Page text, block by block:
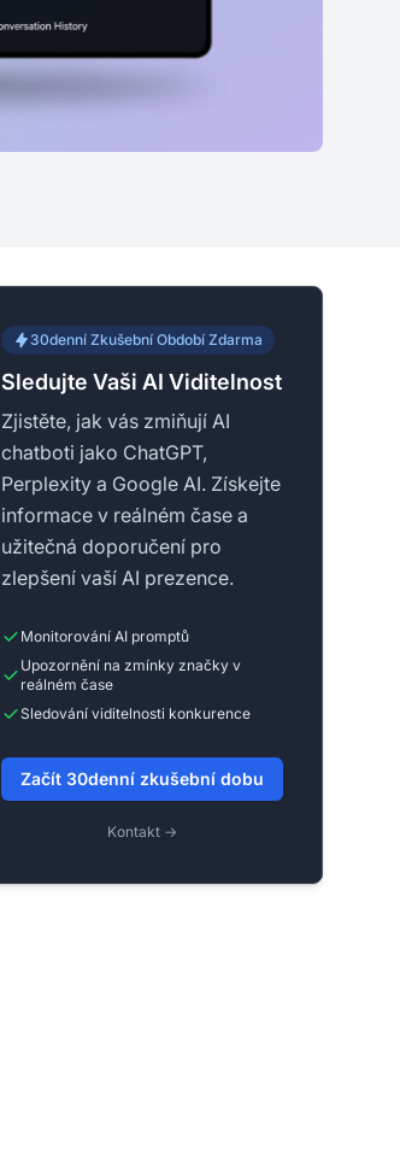
30denní Zkušební Období Zdarma
Sledujte Vaši AI Viditelnost
Zjistěte, jak vás zmiňují AI
chatboti jako ChatGPT,
Perplexity a Google AI. Získejte
informace v reálném čase a
užitečná doporučení pro
zlepšení vaší AI prezence.
Monitorování AI promptů
Upozornění na zmínky značky v
reálném čase
Sledování viditelnosti konkurence
Začít 30denní zkušební dobu
Kontakt →